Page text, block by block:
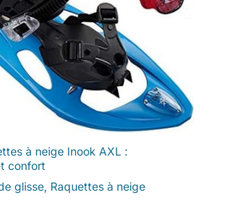
à neige Inook AXL :
confort
glisse, Raquettes à neige